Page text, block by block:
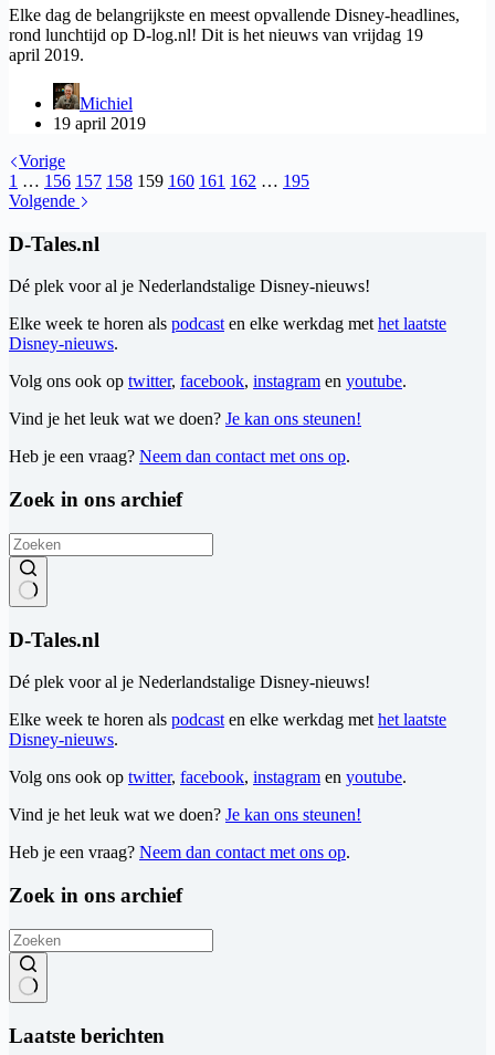
Elke dag de belangrijkste en meest opvallende Disney-headlines,
rond lunchtijd op D-log.nl! Dit is het nieuws van vrijdag 19
april 2019.
Michiel
19 april 2019
Vorige
1 … 156 157 158 159 160 161 162 … 195
Volgende
D-Tales.nl
Dé plek voor al je Nederlandstalige Disney-nieuws!
Elke week te horen als podcasten elke werkdag methet laatste
Disney-nieuws.
Volg ons ook op twitter, facebook, instagram en youtube.
Vind je het leuk wat we doen? Je kan ons steunen!
Heb je een vraag? Neem dan contact met ons op.
Zoek in ons archief
resultaten
D-Tales.nl
Dé plek voor al je Nederlandstalige Disney-nieuws!
Elke week te horen als podcast en elke werkdag met het laatste
Disney-nieuws.
Volg ons ook op twitter, facebook, instagram en youtube.
Vind je het leuk wat we doen? Je kan ons steunen!
Heb je een vraag? Neem dan contact met ons op.
Zoek in ons archief
resultaten
Laatste berichten